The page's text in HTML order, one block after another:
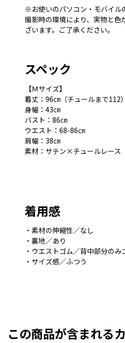
※お使いのパソコン・モバイル
撮影時の環境により、実物と色
ざいます。ご了承ください。
スペック
【Ｍサイズ】
着丈：96㎝（チュールまで112）
身幅：43㎝
バスト：86㎝
ウエスト：68-86㎝
肩幅：38㎝
素材：サテン×チュールレース
着用感
・素材の伸縮性／なし
・裏地／あり
・ウエストゴム／背中部分のみ
・サイズ感／ふつう
この商品が含まれる